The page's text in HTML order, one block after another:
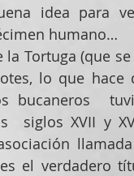
idea para
humano…
Tortuga (que
lo que hace
bucaneros
siglos XVII y
el verdadero